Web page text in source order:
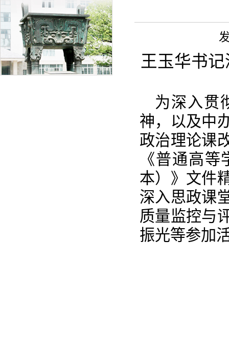
王玉华书
为深入贯
神，以及中
政治理论课
《普通高
本）》文件
深入思政课
质量监控与
振光等参加